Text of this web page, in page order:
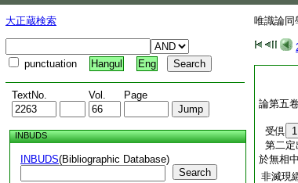
大正蔵検索
punctuation Hangul Eng
TextNo. Vol. Page
INBUDS
INBUDS(Bibliographic Database)
Search
唯識論同
論第五
受倶 1
第二定
於無相中
非滅現